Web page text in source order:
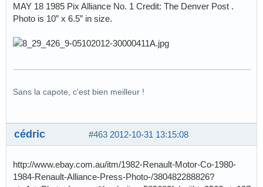
MAY 18 1985 Pix Alliance No. 1 Credit: The Denver Post .
Photo is 10” x 6.5” in size.
Sans la capote, c'est bien meilleur !
#463 2012-10-31 13:15:08
cédric
http://www.ebay.com.au/itm/1982-Renault-Motor-Co-1980-
1984-Renault-Alliance-Press-Photo-/380482288826?